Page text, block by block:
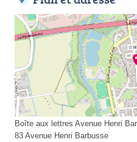
Boîte aux lettres Avenue Henri
83 Avenue Henri Barbusse